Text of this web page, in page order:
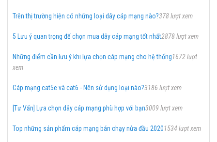
Trên thị trường hiện có những loại dây cáp mạng nào?378 lượt xem
5 Lưu ý quan trọng để chọn mua dây cáp mạng tốt nhất2878 lượt xem
Những điểm cần lưu ý khi lựa chọn cáp mạng cho hệ thống1672 lượt
xem
Cáp mạng cat5e và cat6 - Nên sử dụng loại nào?3186 lượt xem
[Tư Vấn] Lựa chọn dây cáp mạng phù hợp với bạn3009 lượt xem
Top những sản phẩm cáp mạng bán chạy nửa đầu 20201534 lượt xem